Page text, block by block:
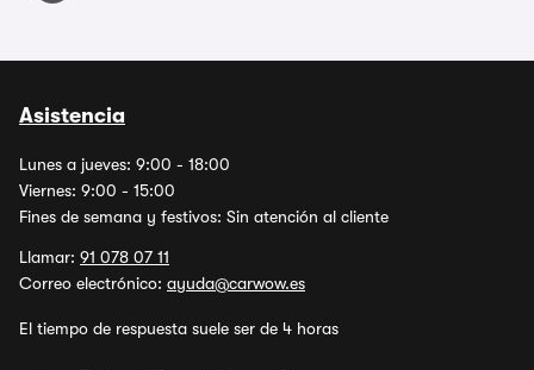
Asistencia
Lunes a jueves: 9:00 - 18:00
Viernes: 9:00 - 15:00
Fines de semana y festivos: Sin atención al cliente
Llamar: 91 078 07 11
Correo electrónico: ayuda@carwow.es
El tiempo de respuesta suele ser de 4 horas